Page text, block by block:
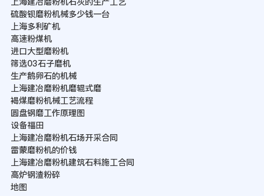
硫酸钡磨粉机械多少钱一台
上海多利矿机
高速粉煤机
进口大型磨粉机
筛选03石子磨机
生产鹅卵石的机械
上海建冶磨粉机磨辊式磨
褐煤磨粉机械工艺流程
圆盘钢磨工作原理图
设备福田
上海建冶磨粉机石场开采合同
雷蒙磨粉机的价钱
上海建冶磨粉机建筑石料施工合同
高炉钢渣粉碎
地图